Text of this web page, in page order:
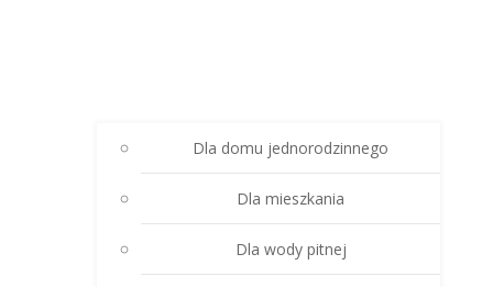
Dla domu jednorodzinnego
Dla mieszkania
Dla wody pitnej